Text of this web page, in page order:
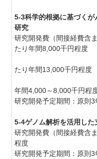
5-3科学的根拠に基づく
研究
研究開発費（間接経費含
たり年間8,000千円程度
（臨床試験
たり年間13,000千円程度
（ﾌｫﾛｰｱｯﾌﾟ
年間4,000～8,000千円程
研究開発予定期間：原則
5-4ゲノム解析を活用し
研究開発費（間接経費含
程度
研究開発予定期間：原則